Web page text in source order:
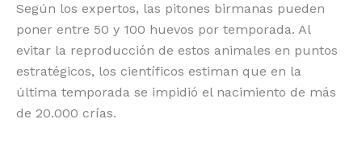
Según los expertos, las pitones birmanas pueden
poner entre 50 y 100 huevos por temporada. Al
evitar la reproducción de estos animales en puntos
estratégicos, los científicos estiman que en la
última temporada se impidió el nacimiento de más
de 20.000 crías.